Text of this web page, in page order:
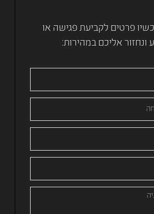
פרטים לקביעת פגישה או
ונחזור אליכם במהירות: